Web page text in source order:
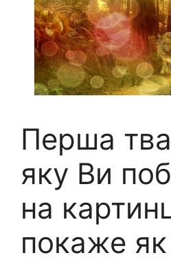
Перша
яку Ви
на
покаже